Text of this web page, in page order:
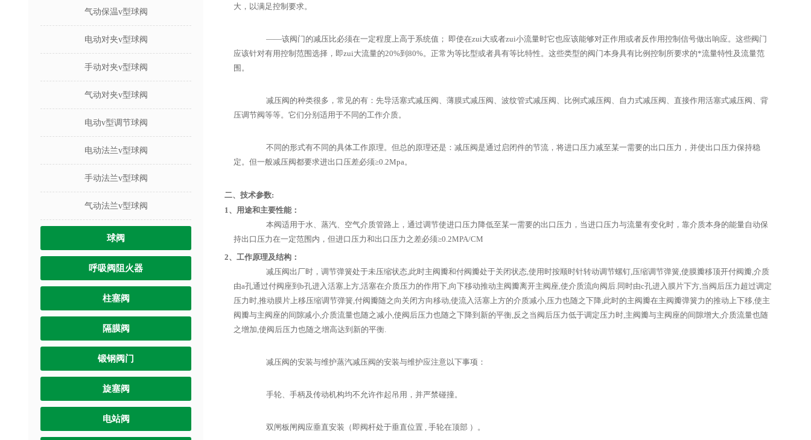
气动保温v型球阀
电动对夹v型球阀
手动对夹v型球阀
气动对夹v型球阀
电动v型调节球阀
电动法兰v型球阀
手动法兰v型球阀
气动法兰v型球阀
球阀
呼吸阀阻火器
柱塞阀
隔膜阀
锻钢阀门
旋塞阀
电站阀
大，以满足控制要求。
——该阀门的减压比必须在一定程度上高于系统值； 即使在zui大或者zui小流量时它也应该能够对正作用或者反作用控制信号做出响应。这些阀门
应该针对有用控制范围选择，即zui大流量的20%到80%。正常为等比型或者具有等比特性。这些类型的阀门本身具有比例控制所要求的*流量特性及流量范
围。
减压阀的种类很多，常见的有：先导活塞式减压阀、薄膜式减压阀、波纹管式减压阀、比例式减压阀、自力式减压阀、直接作用活塞式减压阀、背
压调节阀等等。它们分别适用于不同的工作介质。
不同的形式有不同的具体工作原理。但总的原理还是：减压阀是通过启闭件的节流，将进口压力减至某一需要的出口压力，并使出口压力保持稳
定。但一般减压阀都要求进出口压差必须≥0.2Mpa。
二、技术参数:
1、用途和主要性能：
本阀适用于水、蒸汽、空气介质管路上，通过调节使进口压力降低至某一需要的出口压力，当进口压力与流量有变化时，靠介质本身的能量自动保
持出口压力在一定范围内，但进口压力和出口压力之差必须≥0.2MPA/CM
2、工作原理及结构：
减压阀出厂时，调节弹簧处于未压缩状态,此时主阀瓣和付阀瓣处于关闭状态,使用时按顺时针转动调节螺钉,压缩调节弹簧,使膜瓣移顶开付阀瓣,介质
由a孔通过付阀座到b孔进入活塞上方,活塞在介质压力的作用下,向下移动推动主阀瓣离开主阀座,使介质流向阀后.同时由c孔进入膜片下方,当阀后压力超过调定
压力时,推动膜片上移压缩调节弹簧,付阀瓣随之向关闭方向移动,使流入活塞上方的介质减小,压力也随之下降,此时的主阀瓣在主阀瓣弹簧力的推动上下移,使主
阀瓣与主阀座的间隙减小,介质流量也随之减小,使阀后压力也随之下降到新的平衡,反之当阀后压力低于调定压力时,主阀瓣与主阀座的间隙增大,介质流量也随
之增加,使阀后压力也随之增高达到新的平衡.
减压阀的安装与维护蒸汽减压阀的安装与维护应注意以下事项：
手轮、手柄及传动机构均不允许作起吊用，并严禁碰撞。
双闸板闸阀应垂直安装（即阀杆处于垂直位置 , 手轮在顶部 ）。